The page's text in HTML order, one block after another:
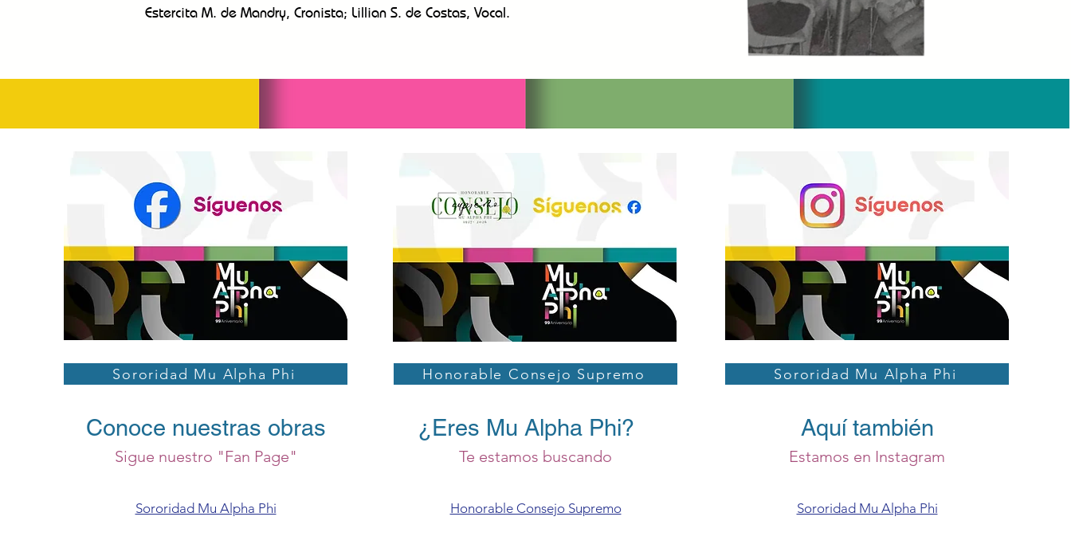
Estercita M. de Mandry, Cronista; Lillian S. de Costas, Vocal.
Sororidad Mu Alpha Phi
Conoce nuestras obras
Sigue nuestro "Fan Page"
Sororidad Mu Alpha Phi
Honorable Consejo Supremo
¿Eres Mu Alpha Phi?
Te estamos buscando
Honorable Consejo Supremo
Sororidad Mu Alpha Phi
Aquí también
Estamos en Instagram
Sororidad Mu Alpha Phi